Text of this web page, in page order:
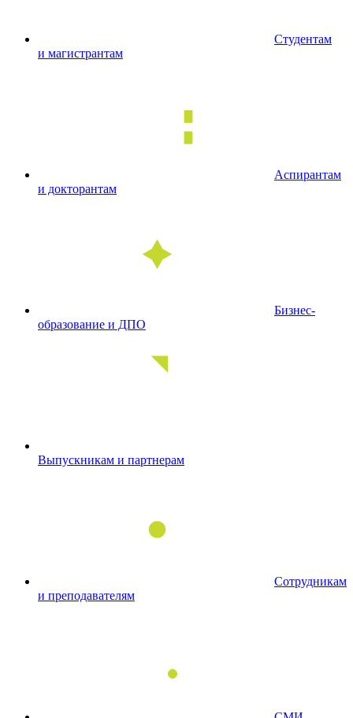
Студентам
и магистрантам
Аспирантам
и докторантам
Бизнес-
образование и ДПО
Выпускникам и партнерам
Сотрудникам
и преподавателям